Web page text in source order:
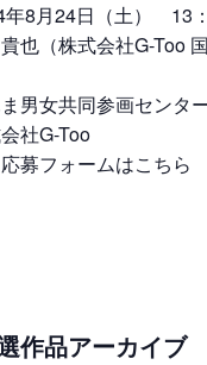
8月24日（土） 13
（株式会社G-Too
女共同参画センタ
社G-Too
募フォームはこちら
作品アーカイブ